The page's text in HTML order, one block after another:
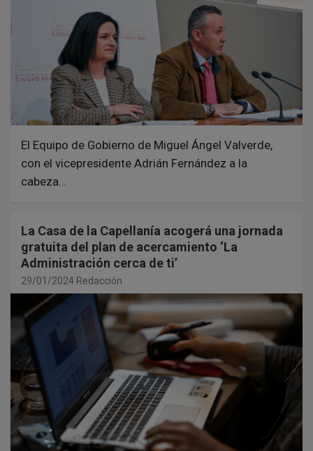
El Equipo de Gobierno de Miguel Ángel Valverde,
con el vicepresidente Adrián Fernández a la
cabeza…
La Casa de la Capellanía acogerá una jornada
gratuita del plan de acercamiento ‘La
Administración cerca de ti’
29/01/2024 Redacción